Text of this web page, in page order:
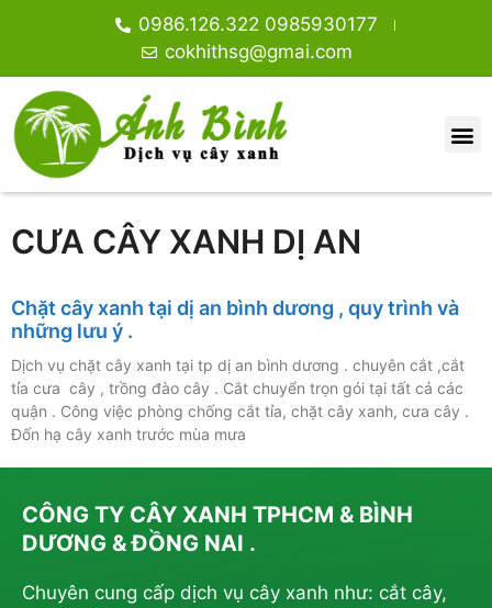
0986.126.322 0985930177
cokhithsg@gmai.com
CƯA CÂY XANH DỊ AN
Chặt cây xanh tại dị an bình dương , quy trình và
những lưu ý .
Dịch vụ chặt cây xanh tại tp dị an bình dương . chuyên cắt ,cắt
tỉa cưa cây , trồng đào cây . Cắt chuyển trọn gói tại tất cả các
quận . Công việc phòng chống cắt tỉa, chặt cây xanh, cưa cây .
Đốn hạ cây xanh trước mùa mưa
CÔNG TY CÂY XANH TPHCM & BÌNH
DƯƠNG & ĐỒNG NAI .
Chuyên cung cấp dịch vụ cây xanh như: cắt cây,